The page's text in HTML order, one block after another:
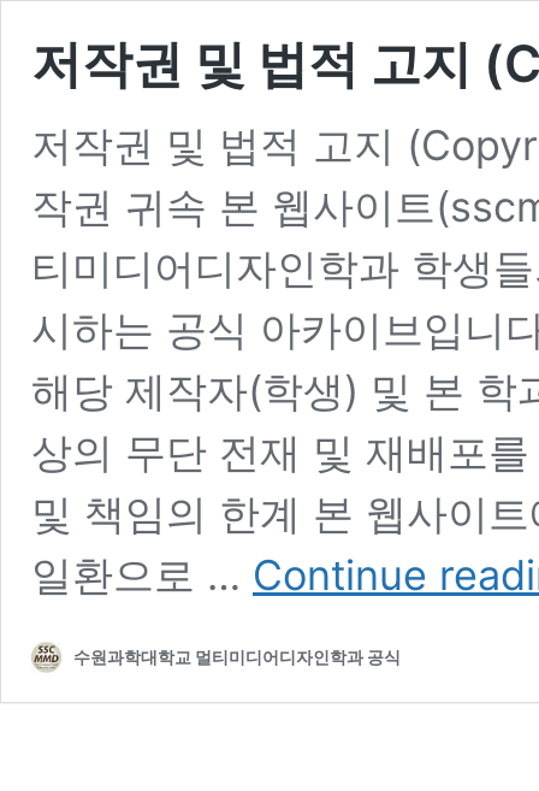
저작권 및 법적 고지
저작권 및 법적 고지
작권 귀속 본 웹사이트
티미디어디자인학과 학생
시하는 공식 아카이브입니
해당 제작자(학생) 및 본 학
상의 무단 전재 및 재배포
및 책임의 한계 본 웹사이
일환으로 … Continue
수원과학대학교 멀티미디어디자인학과 공식